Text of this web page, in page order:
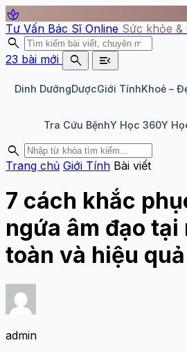
spa
Tư Vấn Bác Sĩ Online Sức khỏe &
search
23 bài mới search menu_open
Dinh DưỡngDượcGiới TínhKhoẻ –
Tra Cứu BệnhY Học 360Y
search
Trang chủ Giới Tính Bài viết
7 cách khắc
ngứa âm đạo tại
toàn và hiệu quả
admin